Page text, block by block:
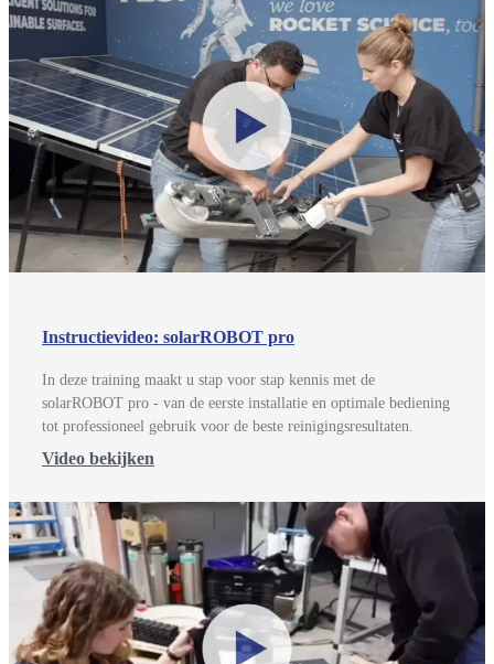
Instructievideo: solarROBOT pro
In deze training maakt u stap voor stap kennis met de
solarROBOT pro - van de eerste installatie en optimale bediening
tot professioneel gebruik voor de beste reinigingsresultaten.
Video bekijken